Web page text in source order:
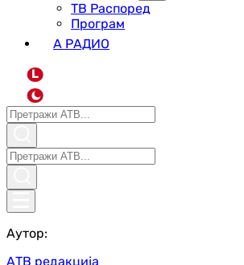
ТВ Распоред
Програм
А РАДИО
L
Аутор:
АТВ редакција